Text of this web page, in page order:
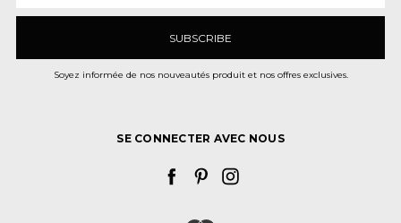
Soyez informée de nos nouveautés produit et nos offres exclusives.
SE CONNECTER AVEC NOUS